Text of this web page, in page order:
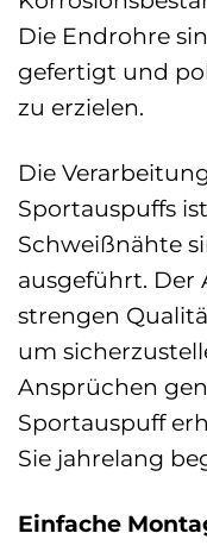
Die Endrohre
gefertigt und
zu erzielen.
Die
Sportauspuffs
Schweißnähte
ausgeführt. Der
strengen
um
Ansprüchen
Sportauspuff
Sie jahrelang
Einfache